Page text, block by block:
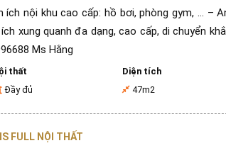
nội khu cao cấp: hồ bơi, phòng gym, … –
xung quanh đa dạng, cao cấp, di chuyển
Ms Hằng
thất
Diện tích
Đầy đủ 47m2
FULL NỘI THẤT